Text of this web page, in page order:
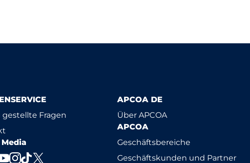
gestellte Fragen
APCOA DE
Über APCOA
APCOA
Geschäftsbereiche
Geschäftskunden und Partner